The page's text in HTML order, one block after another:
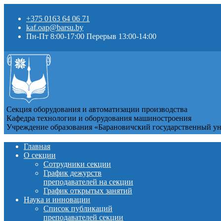
+375 0163 64 06 71
kaf.oap@barsu.by
Пн-Пт 8:00-17:00 Перерыв 13:00-14:00
Секция оборудования и автоматизации производства
Кафедра технологии и оборудования машиностроения
Учреждение образования «Барановичский государственный
Главная
О секции
Сотрудники секции
График дежурств
преподавателей на секции
График открытых занятий
Наука и инновации
Список публикаций
преподавателей секции